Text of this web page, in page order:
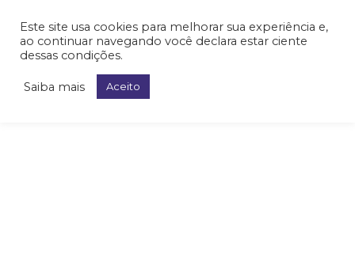
Este site usa cookies para melhorar sua experiência e,
ao continuar navegando você declara estar ciente
dessas condições.
Saiba mais Aceito